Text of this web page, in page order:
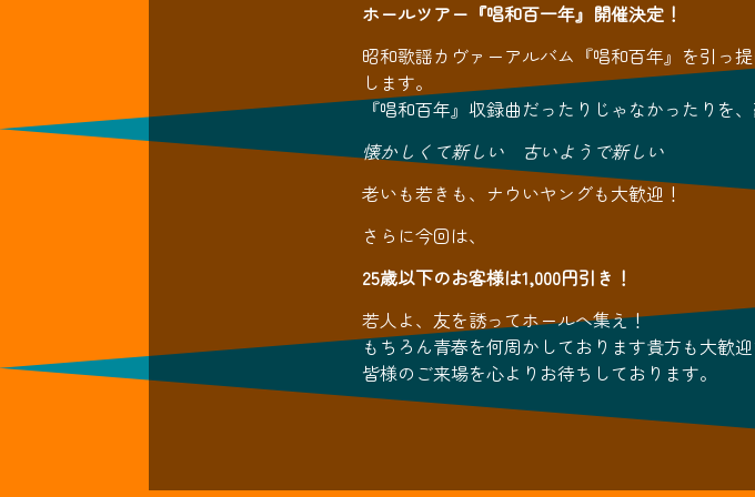
ホールツアー『唱和百一年』開催決定！
昭和歌謡カヴァーアルバム『唱和百年』を引っ
します。
『唱和百年』収録曲だったりじゃなかったりを
懐かしくて新しい 古いようで新しい
老いも若きも、ナウいヤングも大歓迎！
さらに今回は、
25歳以下のお客様は1,000円引き！
若人よ、友を誘ってホールへ集え！
もちろん青春を何周かしております貴方も大歓迎
皆様のご来場を心よりお待ちしております。